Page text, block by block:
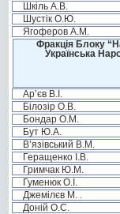
Шкіль А.В.
Шустік О.Ю.
Ягоферов А.М.
Фракція Блоку
Українська
Ар’єв В.І.
Білозір О.В.
Бондар О.М.
Бут Ю.А.
В’язівський В.М.
Геращенко І.В.
Гримчак Ю.М.
Гуменюк О.І.
Джемілєв М. .
Доній О.С.